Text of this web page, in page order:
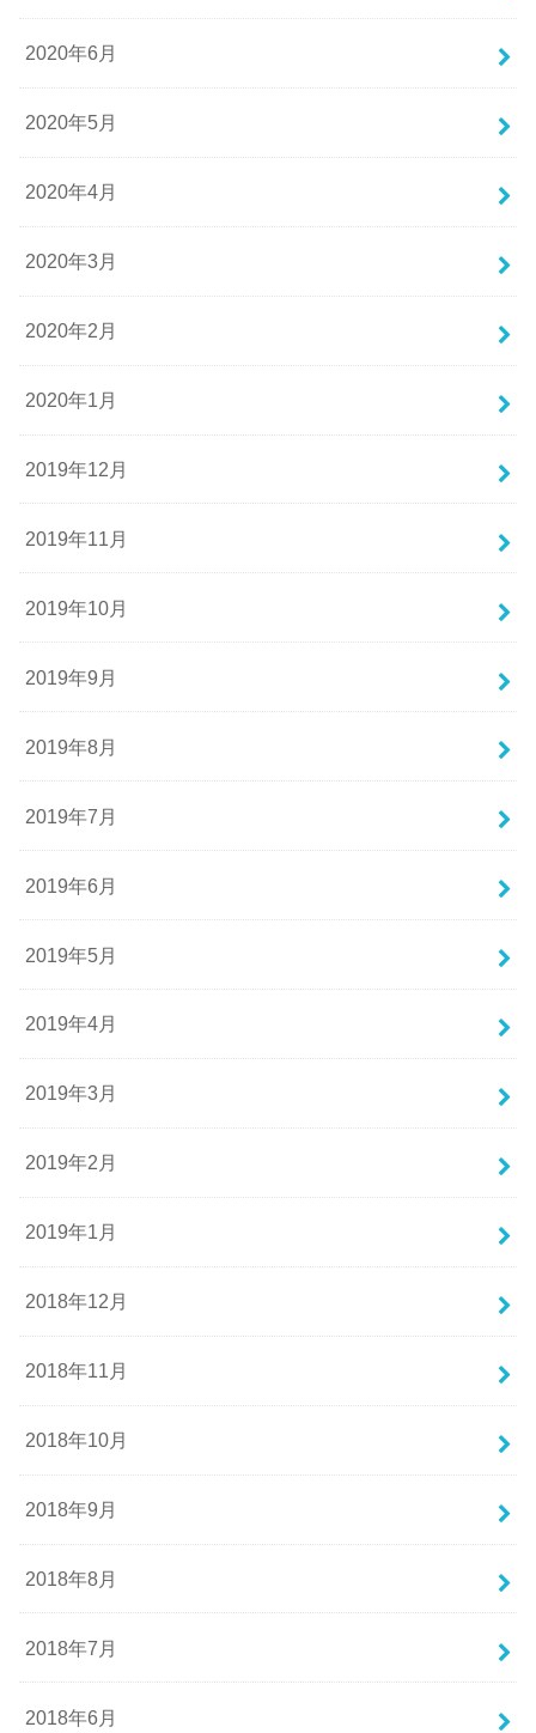
2020年6月
2020年5月
2020年4月
2020年3月
2020年2月
2020年1月
2019年12月
2019年11月
2019年10月
2019年9月
2019年8月
2019年7月
2019年6月
2019年5月
2019年4月
2019年3月
2019年2月
2019年1月
2018年12月
2018年11月
2018年10月
2018年9月
2018年8月
2018年7月
2018年6月